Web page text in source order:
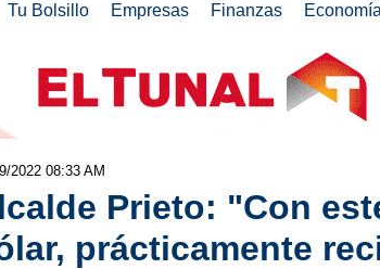
Tu Bolsillo Empresas Finanzas Economía
2022 08:33 AM
Prieto: "Con
prácticamente